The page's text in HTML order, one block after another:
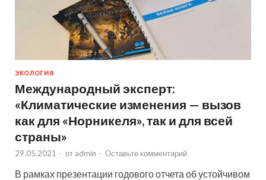
ЭКОЛОГИЯ
Международный эксперт:
«Климатические изменения — вызов
как для «Норникеля», так и для всей
страны»
29.05.2021 - от admin - Оставьте комментарий
В рамках презентации годового отчета об устойчивом